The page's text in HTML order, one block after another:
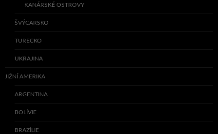
KANÁRSKÉ OSTROVY
ŠVÝCARSKO
TURECKO
UKRAJINA
JIŽNÍ AMERIKA
ARGENTINA
BOLÍVIE
BRAZÍLIE